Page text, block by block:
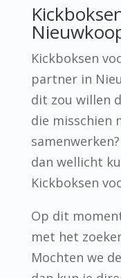
Kickboksen
partner in
dit zou willen
die misschien
dan wellicht
Kickboksen
Op dit
met het
Mochten we